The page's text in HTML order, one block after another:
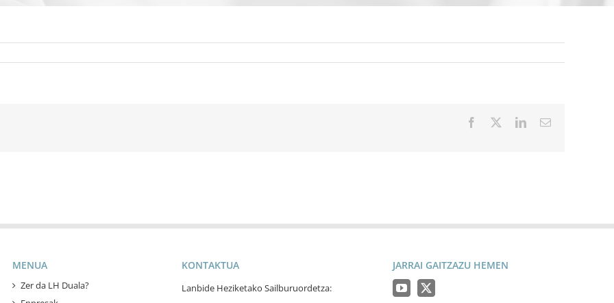
Facebook LinkedInEmail
MENUA
Zer da LH Duala?
KONTAKTUA
Lanbide Heziketako Sailburuordetza:
JARRAI GAITZAZU HEMEN